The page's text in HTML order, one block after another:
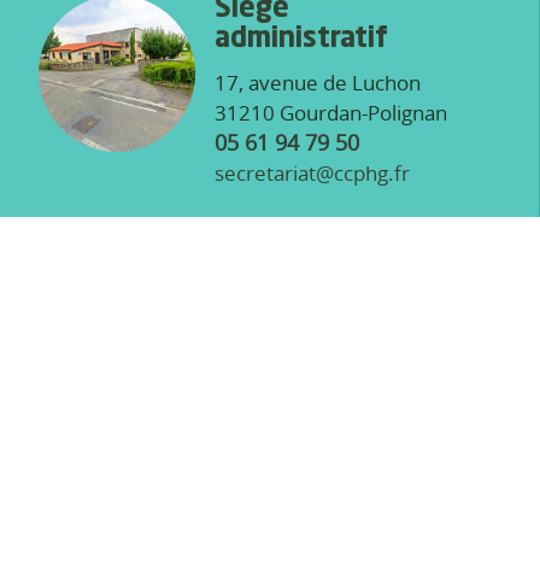
Siège
administratif
17, avenue de Luchon
31210 Gourdan-Polignan
05 61 94 79 50
secretariat@ccphg.fr